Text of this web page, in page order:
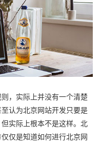
，实际上并没有一个清楚
认为北京网站开发只要是
实际上根本不是这样。北
仅是知道如何进行北京网